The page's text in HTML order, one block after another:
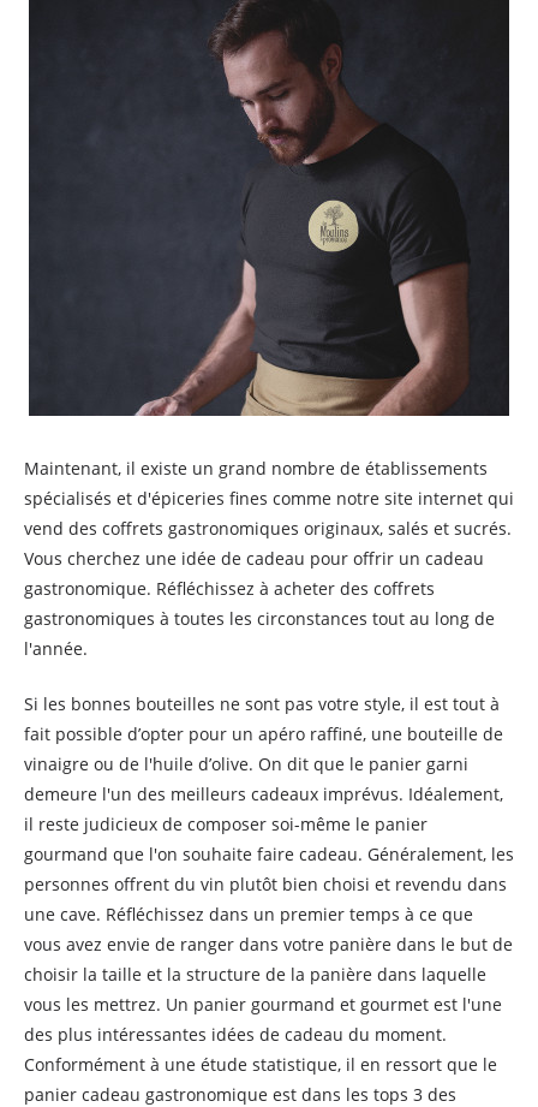
Maintenant, il existe un grand nombre de établissements
spécialisés et d'épiceries fines comme notre site internet qui
vend des coffrets gastronomiques originaux, salés et sucrés.
Vous cherchez une idée de cadeau pour offrir un cadeau
gastronomique. Réfléchissez à acheter des coffrets
gastronomiques à toutes les circonstances tout au long de
l'année.
Si les bonnes bouteilles ne sont pas votre style, il est tout à
fait possible d’opter pour un apéro raffiné, une bouteille de
vinaigre ou de l'huile d’olive. On dit que le panier garni
demeure l'un des meilleurs cadeaux imprévus. Idéalement,
il reste judicieux de composer soi-même le panier
gourmand que l'on souhaite faire cadeau. Généralement, les
personnes offrent du vin plutôt bien choisi et revendu dans
une cave. Réfléchissez dans un premier temps à ce que
vous avez envie de ranger dans votre panière dans le but de
choisir la taille et la structure de la panière dans laquelle
vous les mettrez. Un panier gourmand et gourmet est l'une
des plus intéressantes idées de cadeau du moment.
Conformément à une étude statistique, il en ressort que le
panier cadeau gastronomique est dans les tops 3 des